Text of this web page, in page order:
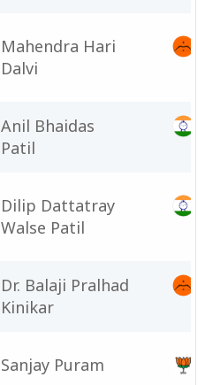
Mahendra Hari
Dalvi
Anil Bhaidas
Patil
Dilip Dattatray
Walse Patil
Dr. Balaji Pralhad
Kinikar
Sanjay Puram